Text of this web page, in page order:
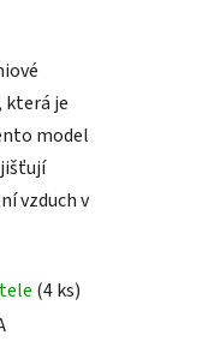
, která je
model
vzduch v
(4 ks)